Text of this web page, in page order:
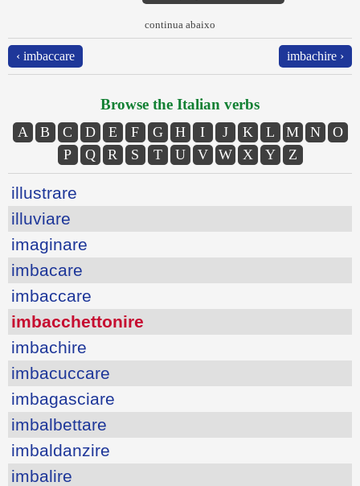
continua abaixo
‹ imbaccare imbachire ›
Browse the Italian verbs
A B C D E F G H I J K L M N
O
P
Q R S T U V W X Y Z
illustrare
illuviare
imaginare
imbacare
imbaccare
imbacchettonire
imbachire
imbacuccare
imbagasciare
imbalbettare
imbaldanzire
imbalire